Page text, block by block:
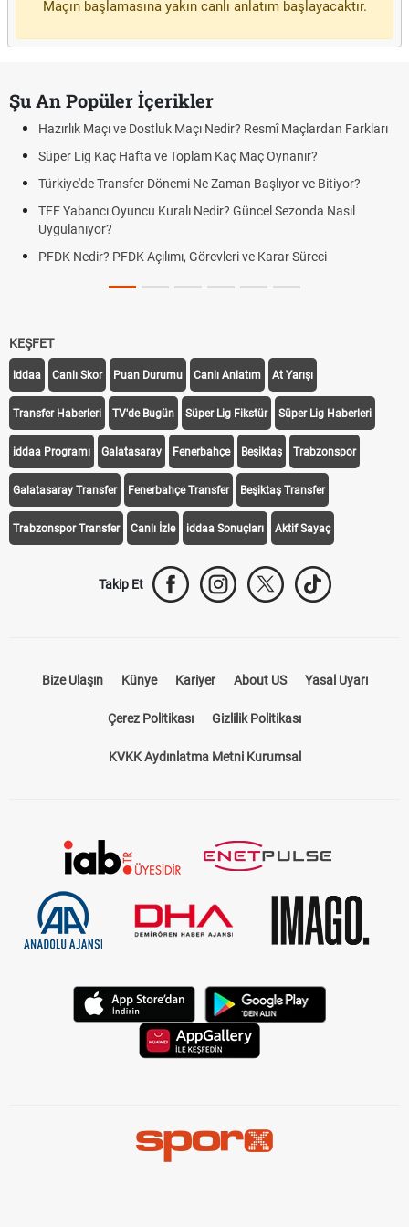
Maçın başlamasına yakın canlı anlatım başlayacaktır.
Şu An Popüler İçerikler
Hazırlık Maçı ve Dostluk Maçı Nedir? Resmî Maçlardan Farkları
Süper Lig Kaç Hafta ve Toplam Kaç Maç Oynanır?
Türkiye'de Transfer Dönemi Ne Zaman Başlıyor ve Bitiyor?
TFF Yabancı Oyuncu Kuralı Nedir? Güncel Sezonda Nasıl
Uygulanıyor?
PFDK Nedir? PFDK Açılımı, Görevleri ve Karar Süreci
KEŞFET
iddaa Canlı Skor Puan Durumu Canlı Anlatım At Yarışı
Transfer Haberleri TV'de Bugün Süper Lig Fikstür Süper Lig Haberleri
iddaa Programı Galatasaray Fenerbahçe Beşiktaş Trabzonspor
Galatasaray Transfer Fenerbahçe Transfer Beşiktaş Transfer
Trabzonspor Transfer Canlı İzle iddaa Sonuçları Aktif Sayaç
Takip Et
Bize Ulaşın Künye Kariyer About US Yasal Uyarı
Çerez Politikası Gizlilik Politikası
KVKK Aydınlatma Metni Kurumsal